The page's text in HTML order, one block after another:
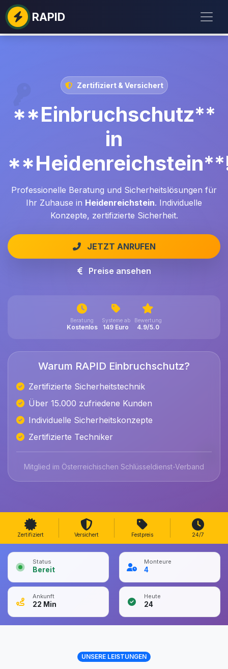
RAPID
Zertifiziert & Versichert
**Einbruchschutz**
in
Professionelle Beratung und Sicherheitslösungen für
Ihr Zuhause in Heidenreichstein. Individuelle
Konzepte, zertifizierte Sicherheit.
JETZT ANRUFEN
Preise ansehen
Beratung
Kostenlos
Systeme ab
149 Euro
Bewertung
4.9/5.0
Warum RAPID Einbruchschutz?
Zertifizierte Sicherheitstechnik
Über 15.000 zufriedene Kunden
Individuelle Sicherheitskonzepte
Zertifizierte Techniker
Mitglied im Österreichischen Schlüsseldienst-Verband
Zertifiziert Versichert Festpreis 24/7
Status
Bereit
Monteure
4
Ankunft
22 Min
Heute
24
UNSERE LEISTUNGEN